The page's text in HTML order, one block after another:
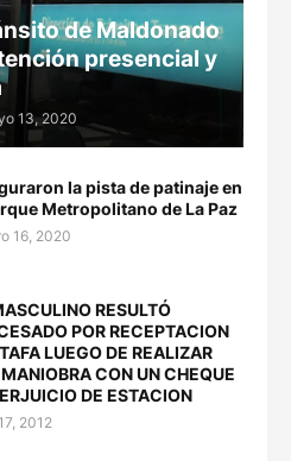
de Maldonado
presencial y
13, 2020
la pista de patinaje en
Metropolitano de La Paz
16, 2020
RESULTÓ
POR RECEPTACION
LUEGO DE REALIZAR
CON UN CHEQUE
DE ESTACION
2012